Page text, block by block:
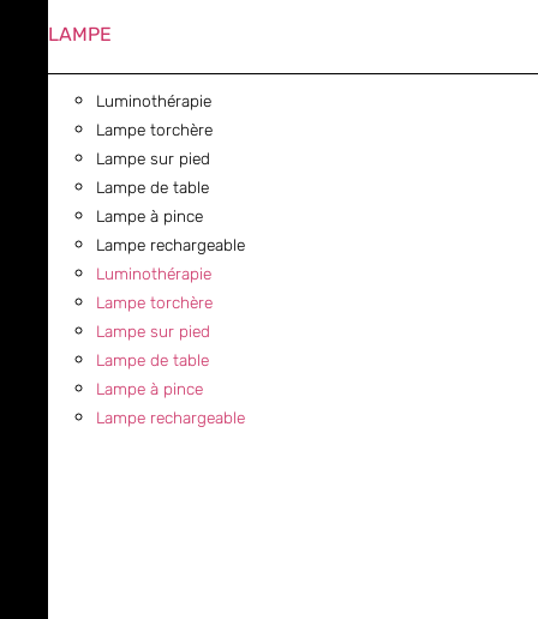
LAMPE
Luminothérapie
Lampe torchère
Lampe sur pied
Lampe de table
Lampe à pince
Lampe rechargeable
Luminothérapie
Lampe torchère
Lampe sur pied
Lampe de table
Lampe à pince
Lampe rechargeable